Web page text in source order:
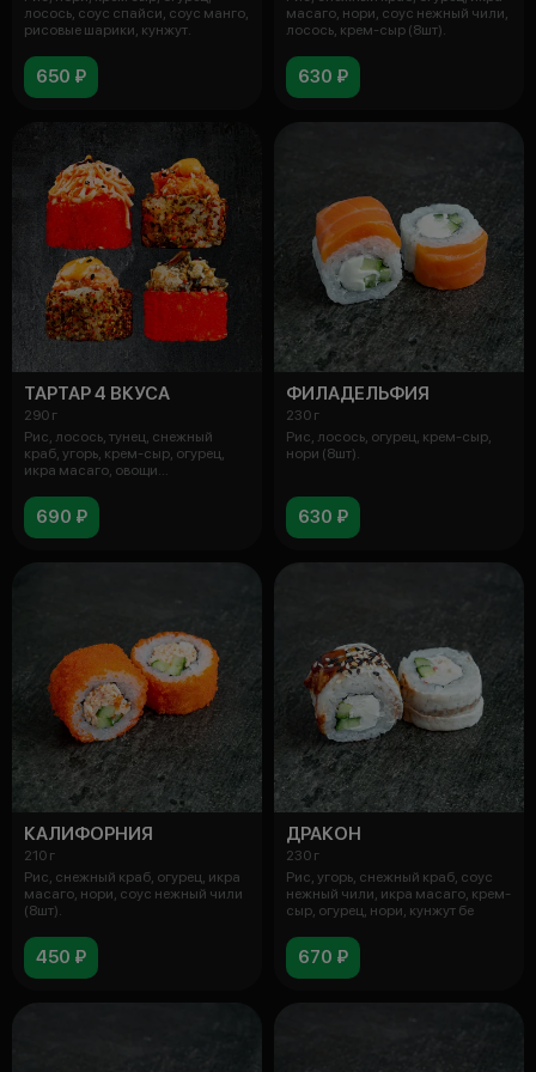
лосось, соус спайси, соус манго,
рисовые шарики, кунжут.
650 ₽
масаго, нори, соус нежный чили,
лосось, крем-сыр (8шт).
630 ₽
ТАРТАР 4 ВКУСА
290 г
Рис, лосось, тунец, снежный
краб, угорь, крем-сыр, огурец,
икра масаго, овощи
690 ₽
ФИЛАДЕЛЬФИЯ
230 г
Рис, лосось, огурец, крем-сыр,
нори (8шт).
630 ₽
КАЛИФОРНИЯ
210 г
Рис, снежный краб, огурец, икра
масаго, нори, соус нежный чили
(8шт).
450 ₽
ДРАКОН
230 г
Рис, угорь, снежный краб, соус
нежный чили, икра масаго, крем-
сыр, огурец, нори, кунжут бе
670 ₽